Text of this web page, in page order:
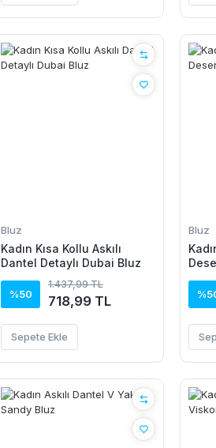
Bluz
Kadın Kısa Kollu Askılı
Dantel Detaylı Dubai Bluz
%50
1.437,99 TL
718,99 TL
Sepete Ekle
Bluz